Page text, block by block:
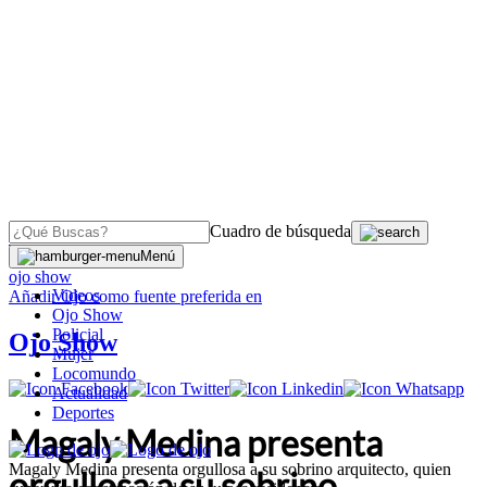
Cuadro de búsqueda
Menú
Videos
Ojo Show
Policial
Mujer
Locomundo
Actualidad
Deportes
Magaly Medina presenta orgullosa a su sobrino arquitecto, quien
OJO
ojo show
AñadirOjocomo fuente preferida en
Ojo Show
Magaly Medina presenta